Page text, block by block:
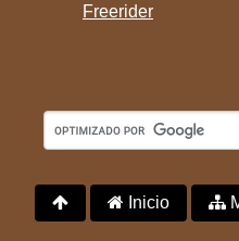
Freerider
Inicio